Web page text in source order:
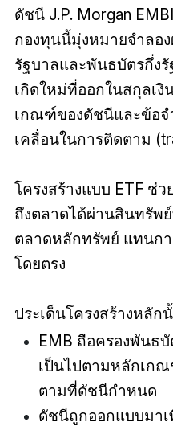
ดัชนี J.P. Morgan
กองทุนนี้มุ่งหมายจำลอ
รัฐบาลและพันธบัตรกึ่ง
เกิดใหม่ที่ออกในสกุลเ
เกณฑ์ของดัชนีและข้อ
เคลื่อนในการติดตาม
โครงสร้างแบบ ETF ช่
ถึงตลาดได้ผ่านสินทรัพ
ตลาดหลักทรัพย์ แทนก
โดยตรง
ประเด็นโครงสร้างหลัก
EMB ถือครองพันธ
เป็นไปตามหลักเก
ตามที่ดัชนีกำหนด
ดัชนีถูกออกแบบมา